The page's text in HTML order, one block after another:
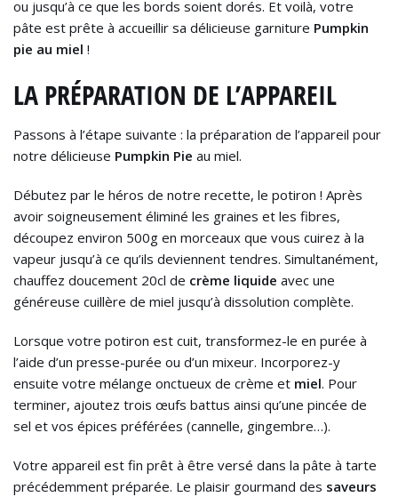
ou jusqu’à ce que les bords soient dorés. Et voilà, votre
pâte est prête à accueillir sa délicieuse garniture Pumpkin
pie au miel !
LA PRÉPARATION DE L’APPAREIL
Passons à l’étape suivante : la préparation de l’appareil pour
notre délicieuse Pumpkin Pie au miel.
Débutez par le héros de notre recette, le potiron ! Après
avoir soigneusement éliminé les graines et les fibres,
découpez environ 500g en morceaux que vous cuirez à la
vapeur jusqu’à ce qu’ils deviennent tendres. Simultanément,
chauffez doucement 20cl de crème liquide avec une
généreuse cuillère de miel jusqu’à dissolution complète.
Lorsque votre potiron est cuit, transformez-le en purée à
l’aide d’un presse-purée ou d’un mixeur. Incorporez-y
ensuite votre mélange onctueux de crème et miel. Pour
terminer, ajoutez trois œufs battus ainsi qu’une pincée de
sel et vos épices préférées (cannelle, gingembre…).
Votre appareil est fin prêt à être versé dans la pâte à tarte
précédemment préparée. Le plaisir gourmand des saveurs